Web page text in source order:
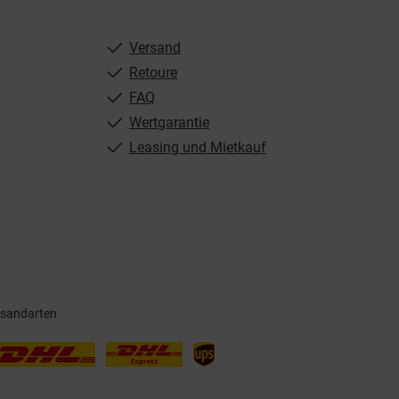
Versand
Retoure
FAQ
Wertgarantie
Leasing und Mietkauf